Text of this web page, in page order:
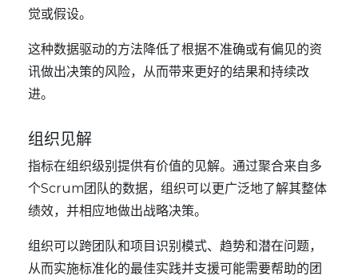
觉或假设。
这种数据驱动的方法降低了根据不准确或有偏见的资
讯做出决策的风险，从而带来更好的结果和持续改
进。
组织见解
指标在组织级别提供有价值的见解。通过聚合来自多
个Scrum团队的数据，组织可以更广泛地了解其整体
绩效，并相应地做出战略决策。
组织可以跨团队和项目识别模式、趋势和潜在问题，
从而实施标准化的最佳实践并支援可能需要帮助的团